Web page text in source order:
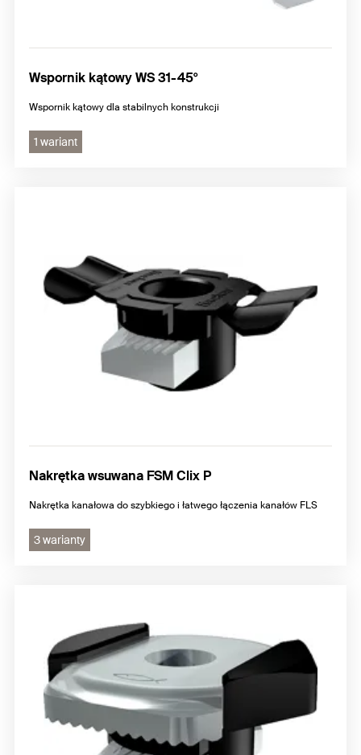
Wspornik kątowy WS 31-45°
Wspornik kątowy dla stabilnych konstrukcji
1 wariant
Nakrętka wsuwana FSM Clix P
Nakrętka kanałowa do szybkiego i łatwego łączenia kanałów FLS
3 warianty